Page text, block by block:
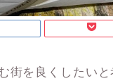
街を良くしたい